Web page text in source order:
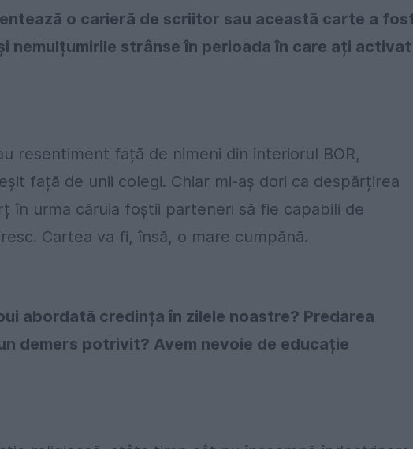
o carieră de scriitor sau această carte a
nemulțumirile strânse în perioada în care ați activat
resentiment față de nimeni din interiorul BOR,
față de unii colegi. Chiar mi-aș dori ca despărțirea
în urma căruia foștii parteneri să fie capabili de
Cartea va fi, însă, o mare cumpănă.
abordată credința în zilele noastre? Predarea
demers potrivit? Avem nevoie de educație